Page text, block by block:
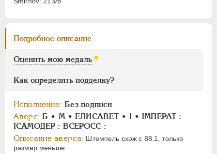
Подробное описание
Оценить мою медаль
Как определить подделку?
Исполнение: Без подписи
Аверс: Б • М • ЕЛИСАВЕТ • I • IМПЕРАТ :
IСАМОДЕР : ВСЕРОСС :
Описание аверса: Штемпель схож с 88.1, только
размер меньше
НИКОЛАЙ II 1894-1917